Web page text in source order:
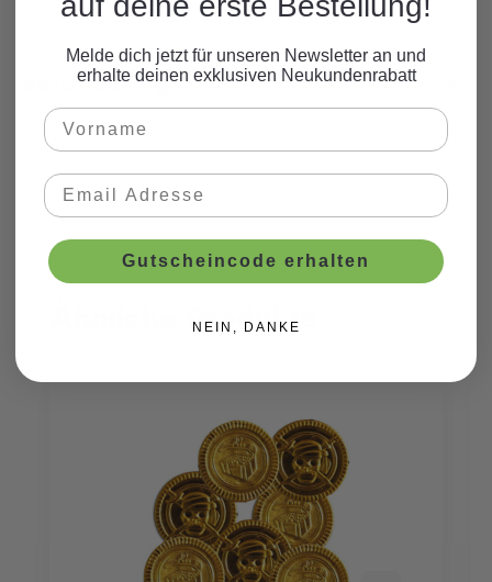
Beschreibung
Ähnliche Produkte
Melde dich jetzt für unseren Newsletter an und
erhalte deinen exklusiven Neukundenrabatt
Gutscheincode erhalten
NEIN, DANKE